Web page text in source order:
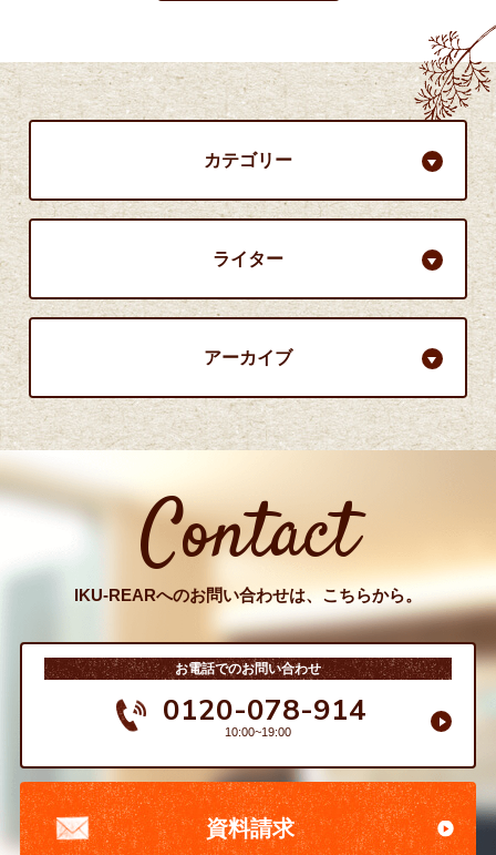
カテゴリー
ライター
アーカイブ
Contact
IKU-REARへのお問い合わせは、こちらから。
お電話でのお問い合わせ
0120-078-914
10:00~19:00
資料請求